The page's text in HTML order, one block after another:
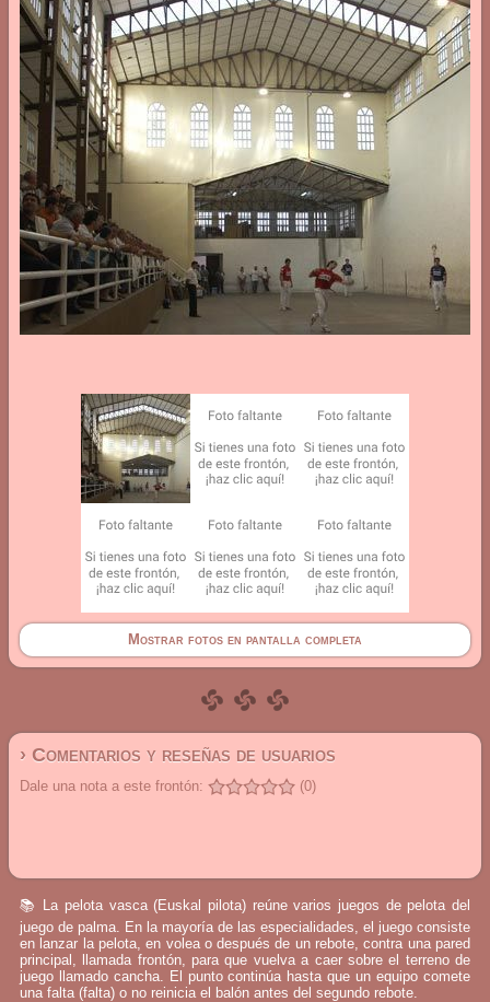
Mostrar fotos en pantalla completa
› Comentarios y reseñas de usuarios
Dale una nota a este frontón: (0)
📚 La pelota vasca (Euskal pilota) reúne varios juegos de pelota del
juego de palma. En la mayoría de las especialidades, el juego consiste
en lanzar la pelota, en volea o después de un rebote, contra una pared
principal, llamada frontón, para que vuelva a caer sobre el terreno de
juego llamado cancha. El punto continúa hasta que un equipo comete
una falta (falta) o no reinicia el balón antes del segundo rebote.